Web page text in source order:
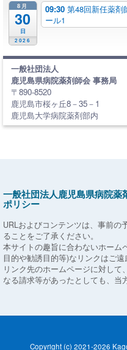
8月
30
日
2026
09:30 第48回新任薬剤
ール1
一般社団法人
鹿児島県病院薬剤師会 事務局
〒890-8520
鹿児島市桜ヶ丘8－35－1
鹿児島大学病院薬剤部内
一般社団法人鹿児島県病院薬
ポリシー
URLおよびコンテンツは、事前の
ることをご了承ください。
本サイトの趣旨に合わないホーム
目的や勧誘目的等)なリンクはご遠
リンク先のホームページに対し
なる請求等があったとしても、当
Copyright (c) 2021-2026